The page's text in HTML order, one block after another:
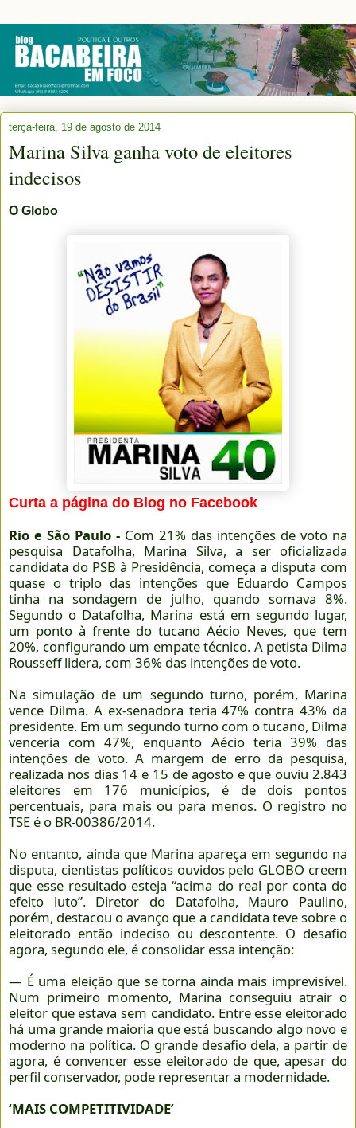
terça-feira, 19 de agosto de 2014
Marina Silva ganha voto de eleitores
indecisos
O Globo
Curta a página do Blog no Facebook
Rio e São Paulo - Com 21% das intenções de voto na
pesquisa Datafolha, Marina Silva, a ser oficializada
candidata do PSB à Presidência, começa a disputa com
quase o triplo das intenções que Eduardo Campos
tinha na sondagem de julho, quando somava 8%.
Segundo o Datafolha, Marina está em segundo lugar,
um ponto à frente do tucano Aécio Neves, que tem
20%, configurando um empate técnico. A petista Dilma
Rousseff lidera, com 36% das intenções de voto.
Na simulação de um segundo turno, porém, Marina
vence Dilma. A ex-senadora teria 47% contra 43% da
presidente. Em um segundo turno com o tucano, Dilma
venceria com 47%, enquanto Aécio teria 39% das
intenções de voto. A margem de erro da pesquisa,
realizada nos dias 14 e 15 de agosto e que ouviu 2.843
eleitores em 176 municípios, é de dois pontos
percentuais, para mais ou para menos. O registro no
TSE é o BR-00386/2014.
No entanto, ainda que Marina apareça em segundo na
disputa, cientistas políticos ouvidos pelo GLOBO creem
que esse resultado esteja “acima do real por conta do
efeito luto”. Diretor do Datafolha, Mauro Paulino,
porém, destacou o avanço que a candidata teve sobre o
eleitorado então indeciso ou descontente. O desafio
agora, segundo ele, é consolidar essa intenção:
— É uma eleição que se torna ainda mais imprevisível.
Num primeiro momento, Marina conseguiu atrair o
eleitor que estava sem candidato. Entre esse eleitorado
há uma grande maioria que está buscando algo novo e
moderno na política. O grande desafio dela, a partir de
agora, é convencer esse eleitorado de que, apesar do
perfil conservador, pode representar a modernidade.
‘MAIS COMPETITIVIDADE’